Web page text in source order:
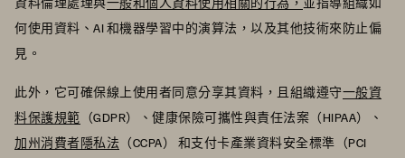
何使用資料、AI 和機器學習中的演算法，以及其他技術來防止偏
見。
此外，它可確保線上使用者同意分享其資料，且組織遵守一般資
料保護規範 （GDPR）、健康保險可攜性與責任法案（HIPAA）、
加州消費者隱私法 （CCPA） 和支付卡產業資料安全標準（PCI